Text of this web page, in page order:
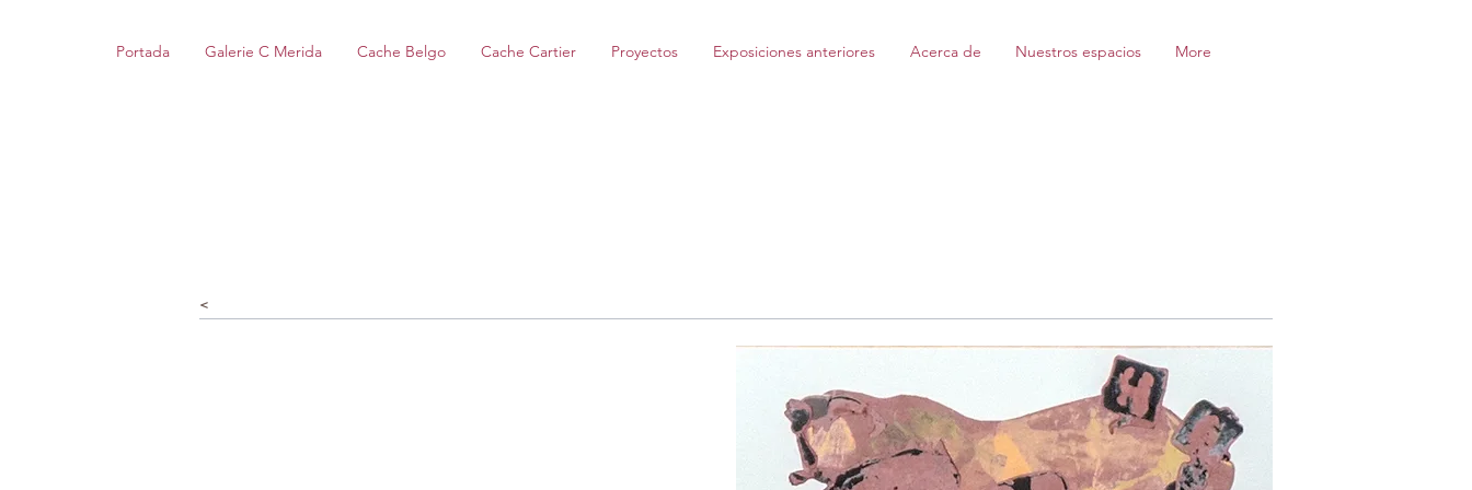
Portada Galerie C Merida Cache Belgo Cache Cartier Proyectos Exposiciones anteriores Acerca de Nuestros espacios More
<